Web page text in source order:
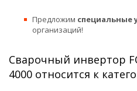
Предложим специальные
организаций!
Сварочный инвертор
4000 относится к